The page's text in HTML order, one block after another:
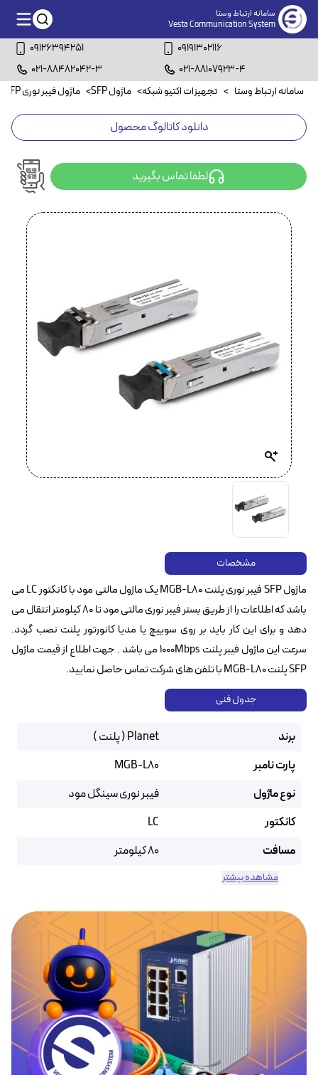
سامانه ارتباط وستا
Vesta Communication System
09126394251
09191302116
021-88482042-3
021-88107923-4
سامانه ارتباط وستا > تجهیزات اکتیو شبکه> ماژول SFP > ماژول فیبر نوری SFP
دانلود کاتالوگ محصول
لطفا تماس بگیرید
مشخصات
ماژول SFP فیبر نوری پلنت MGB-L80 یک ماژول مالتی مود با کانکتور LC‌ می
باشد که اطلاعات را از طریق بستر فیبر نوری مالتی مود تا 80 کیلومتر انتقال می
دهد و برای این کار باید بر روی سوییچ یا مدیا کانورتور پلنت نصب گردد.
سرعت این ماژول فیبر پلنت 1000Mbps می باشد . جهت اطلاع از قیمت ماژول
SFP پلنت MGB-L80 با تلفن های شرکت تماس حاصل نمایید.
جدول فنی
برند
Planet ( پلنت )
پارت نامبر
MGB-L80
نوع ماژول
فیبر نوری سینگل مود
کانکتور
LC
مسافت
80 کیلومتر
مشاهده بیشتر